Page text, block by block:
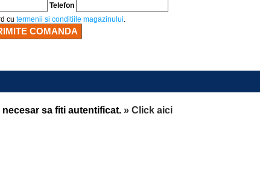
Telefon
cu termenii si conditiile magazinului.
sa fiti autentificat. » Click aici